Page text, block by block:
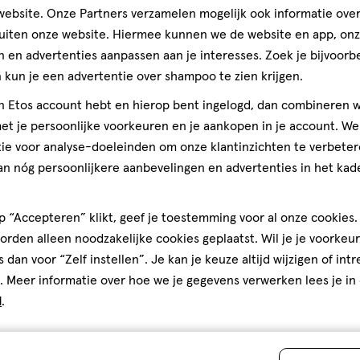
op Recentste
Alleen het is heel
is het geen
op
basis
van
1
Onze Partners verzamelen mogelijk ook informatie
onze website. Hiermee kunnen we de website en app,
en advertenties aanpassen aan je interesses. Zoek je
kun je een advertentie over shampoo te zien krijgen.
Etos account hebt en hierop bent ingelogd, dan combineren
je persoonlijke voorkeuren en je aankopen in je account.
voor analyse-doeleinden om onze klantinzichten te
nóg persoonlijkere aanbevelingen en advertenties in het
“Accepteren” klikt, geef je toestemming voor al onze cookies.
alleen noodzakelijke cookies geplaatst. Wil je je
dan voor “Zelf instellen”. Je kan je keuze altijd wijzigen of
. Meer informatie over hoe we je gegevens verwerken lees je in
.